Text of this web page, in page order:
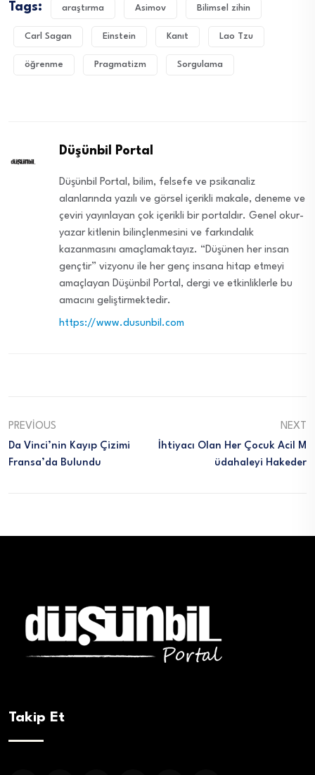
Tags: araştırma Asimov Bilimsel zihin
Carl Sagan Einstein Kanıt Lao Tzu
öğrenme Pragmatizm Sorgulama
Düşünbil Portal
Düşünbil Portal, bilim, felsefe ve psikanaliz
alanlarında yazılı ve görsel içerikli makale, deneme ve
çeviri yayınlayan çok içerikli bir portaldır. Genel okur-
yazar kitlenin bilinçlenmesini ve farkındalık
kazanmasını amaçlamaktayız. “Düşünen her insan
gençtir” vizyonu ile her genç insana hitap etmeyi
amaçlayan Düşünbil Portal, dergi ve etkinliklerle bu
amacını geliştirmektedir.
https://www.dusunbil.com
PREVIOUS
Da Vinci’nin Kayıp Çizimi
Fransa’da Bulundu
NEXT
İhtiyacı Olan Her Çocuk Acil M
Üdahaleyi Hakeder
Takip Et